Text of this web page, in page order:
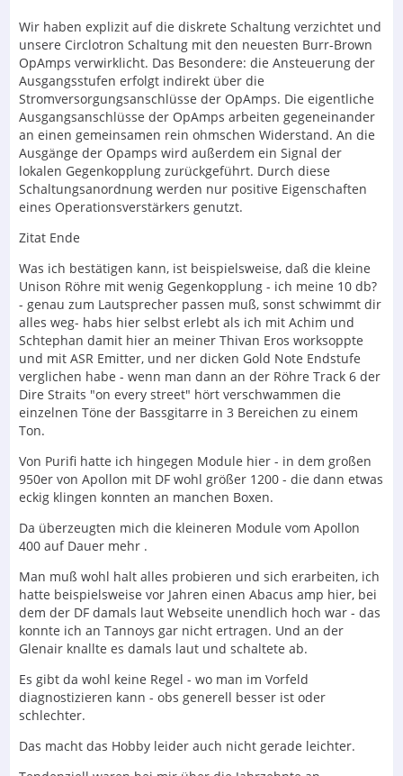
Wir haben explizit auf die diskrete Schaltung verzichtet und
unsere Circlotron Schaltung mit den neuesten Burr-Brown
OpAmps verwirklicht. Das Besondere: die Ansteuerung der
Ausgangsstufen erfolgt indirekt über die
Stromversorgungsanschlüsse der OpAmps. Die eigentliche
Ausgangsanschlüsse der OpAmps arbeiten gegeneinander
an einen gemeinsamen rein ohmschen Widerstand. An die
Ausgänge der Opamps wird außerdem ein Signal der
lokalen Gegenkopplung zurückgeführt. Durch diese
Schaltungsanordnung werden nur positive Eigenschaften
eines Operationsverstärkers genutzt.
Zitat Ende
Was ich bestätigen kann, ist beispielsweise, daß die kleine
Unison Röhre mit wenig Gegenkopplung - ich meine 10 db?
- genau zum Lautsprecher passen muß, sonst schwimmt dir
alles weg- habs hier selbst erlebt als ich mit Achim und
Schtephan damit hier an meiner Thivan Eros worksoppte
und mit ASR Emitter, und ner dicken Gold Note Endstufe
verglichen habe - wenn man dann an der Röhre Track 6 der
Dire Straits "on every street" hört verschwammen die
einzelnen Töne der Bassgitarre in 3 Bereichen zu einem
Ton.
Von Purifi hatte ich hingegen Module hier - in dem großen
950er von Apollon mit DF wohl größer 1200 - die dann etwas
eckig klingen konnten an manchen Boxen.
Da überzeugten mich die kleineren Module vom Apollon
400 auf Dauer mehr .
Man muß wohl halt alles probieren und sich erarbeiten, ich
hatte beispielsweise vor Jahren einen Abacus amp hier, bei
dem der DF damals laut Webseite unendlich hoch war - das
konnte ich an Tannoys gar nicht ertragen. Und an der
Glenair knallte es damals laut und schaltete ab.
Es gibt da wohl keine Regel - wo man im Vorfeld
diagnostizieren kann - obs generell besser ist oder
schlechter.
Das macht das Hobby leider auch nicht gerade leichter.